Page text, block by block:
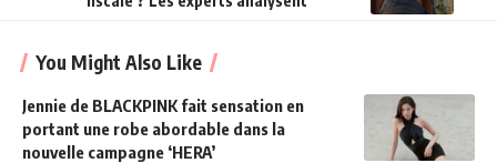
You Might Also Like
Jennie de BLACKPINK fait sensation en
portant une robe abordable dans la
nouvelle campagne ‘HERA’